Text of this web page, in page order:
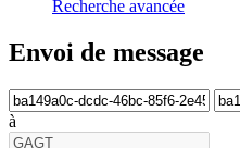
Recherche avancée
Envoi de message
à